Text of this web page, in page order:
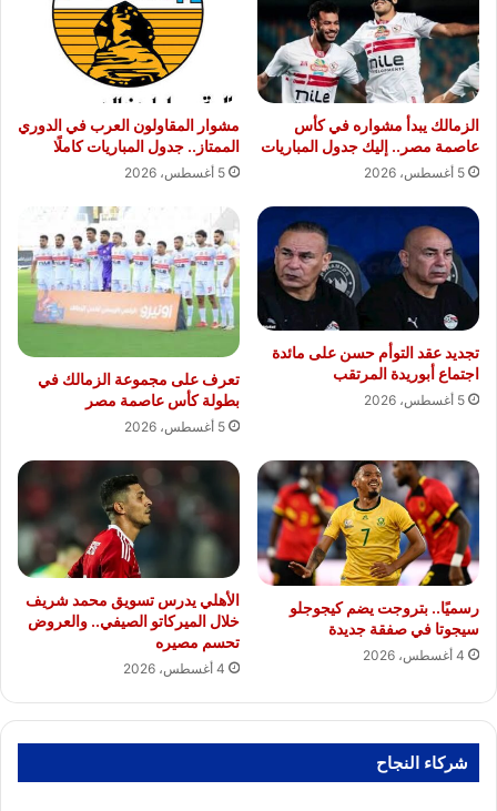
الزمالك يبدأ مشواره في كأس
عاصمة مصر.. إليك جدول المباريات
5 أغسطس، 2026
مشوار المقاولون العرب في الدوري
الممتاز.. جدول المباريات كاملًا
5 أغسطس، 2026
تجديد عقد التوأم حسن على مائدة
اجتماع أبوريدة المرتقب
5 أغسطس، 2026
تعرف على مجموعة الزمالك في
بطولة كأس عاصمة مصر
5 أغسطس، 2026
رسميًا.. بتروجت يضم كيجوجلو
سيجوتا في صفقة جديدة
4 أغسطس، 2026
الأهلي يدرس تسويق محمد شريف
خلال الميركاتو الصيفي.. والعروض
تحسم مصيره
4 أغسطس، 2026
شركاء النجاح